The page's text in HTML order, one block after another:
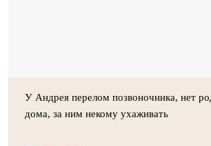
У Андрея перелом позвоночника, нет
дома, за ним некому ухаживать